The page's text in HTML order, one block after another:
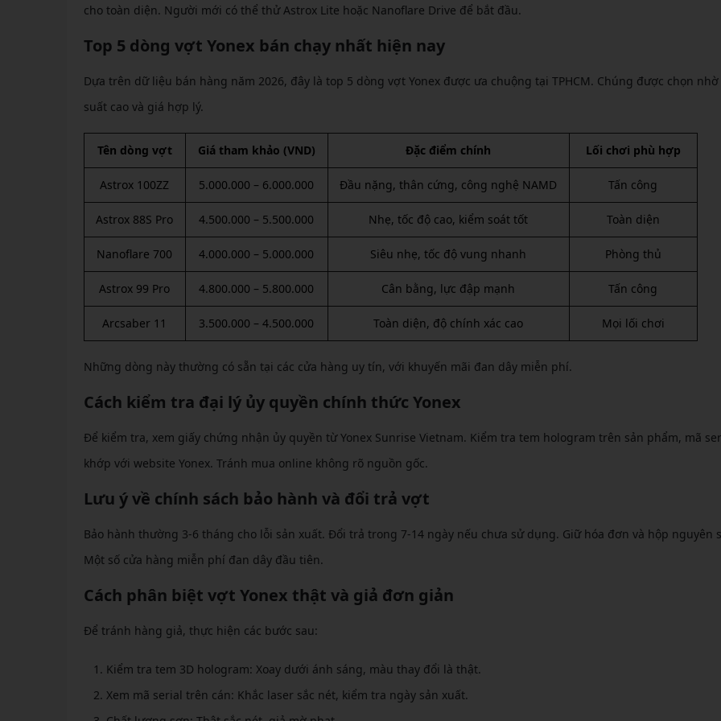
cho toàn diện. Người mới có thể thử Astrox Lite hoặc Nanoflare Drive để bắt đầu.
Top 5 dòng vợt Yonex bán chạy nhất hiện nay
Dựa trên dữ liệu bán hàng năm 2026, đây là top 5 dòng vợt Yonex được ưa chuộng tại TPHCM. Chúng được chọn
suất cao và giá hợp lý.
Tên dòng vợt Giá tham khảo (VND) Đặc điểm chính Lối chơi phù hợp
Astrox 100ZZ 5.000.000 – 6.000.000 Đầu nặng, thân cứng, công nghệ NAMD Tấn công
Astrox 88S Pro 4.500.000 – 5.500.000 Nhẹ, tốc độ cao, kiểm soát tốt Toàn diện
Nanoflare 700 4.000.000 – 5.000.000 Siêu nhẹ, tốc độ vung nhanh Phòng thủ
Astrox 99 Pro 4.800.000 – 5.800.000 Cân bằng, lực đập mạnh Tấn công
Arcsaber 11 3.500.000 – 4.500.000 Toàn diện, độ chính xác cao Mọi lối chơi
Những dòng này thường có sẵn tại các cửa hàng uy tín, với khuyến mãi đan dây miễn phí.
Cách kiểm tra đại lý ủy quyền chính thức Yonex
Để kiểm tra, xem giấy chứng nhận ủy quyền từ Yonex Sunrise Vietnam. Kiểm tra tem hologram trên sản phẩm, mã
khớp với website Yonex. Tránh mua online không rõ nguồn gốc.
Lưu ý về chính sách bảo hành và đổi trả vợt
Bảo hành thường 3-6 tháng cho lỗi sản xuất. Đổi trả trong 7-14 ngày nếu chưa sử dụng. Giữ hóa đơn và hộp nguyên
Một số cửa hàng miễn phí đan dây đầu tiên.
Cách phân biệt vợt Yonex thật và giả đơn giản
Để tránh hàng giả, thực hiện các bước sau:
Kiểm tra tem 3D hologram: Xoay dưới ánh sáng, màu thay đổi là thật.
Xem mã serial trên cán: Khắc laser sắc nét, kiểm tra ngày sản xuất.